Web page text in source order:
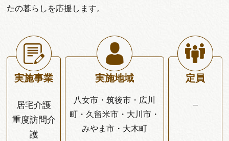
たの暮らしを応援します。
実施事業
居宅介護
重度訪問介
護
実施地域
八女市・筑後市・広川
町・久留米市・大川市・
みやま市・大木町
定員
–